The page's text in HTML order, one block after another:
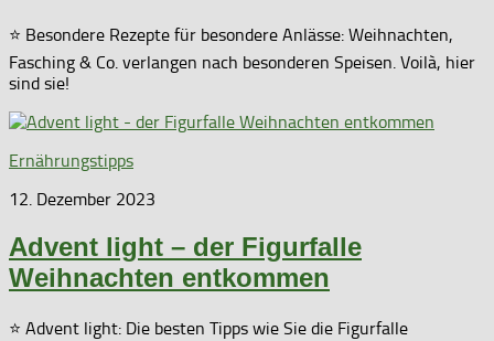
⭐ Besondere Rezepte für besondere Anlässe: Weihnachten,
Fasching & Co. verlangen nach besonderen Speisen. Voilà, hier
sind sie!
Ernährungstipps
12. Dezember 2023
Advent light – der Figurfalle
Weihnachten entkommen
⭐ Advent light: Die besten Tipps wie Sie die Figurfalle